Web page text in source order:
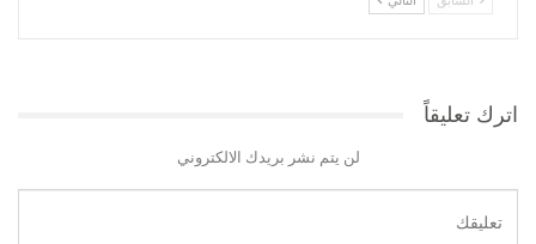
اترك تعليقاً
لن يتم نشر بريدك الالكتروني